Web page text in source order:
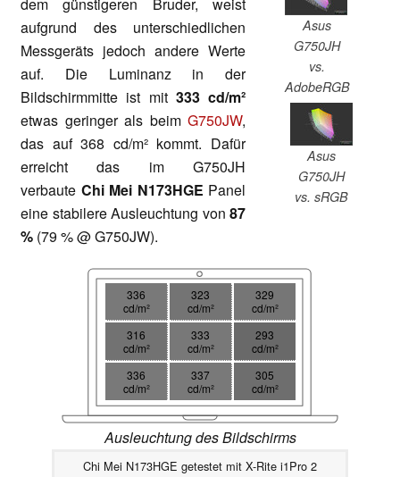
Asus
G750JH
vs.
AdobeRGB
Asus
G750JH
vs. sRGB
aufgrund des unterschiedlichen
Messgeräts jedoch andere Werte
auf. Die Luminanz in der
Bildschirmmitte ist mit 333 cd/m²
etwas geringer als beim G750JW,
das auf 368 cd/m² kommt. Dafür
erreicht das im G750JH
verbaute Chi Mei N173HGE Panel
eine stabilere Ausleuchtung von 87
% (79 % @ G750JW).
336
cd/m²
323
cd/m²
329
cd/m²
316
cd/m²
333
cd/m²
293
cd/m²
336
cd/m²
337
cd/m²
305
cd/m²
Ausleuchtung des Bildschirms
Chi Mei N173HGE getestet mit X-Rite i1Pro 2